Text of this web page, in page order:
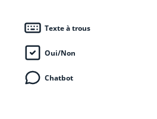
Texte à trous
Oui/Non
Chatbot